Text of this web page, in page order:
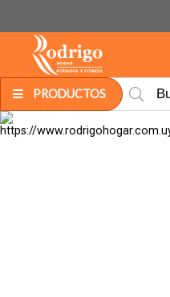
PRODUCTOS
MI